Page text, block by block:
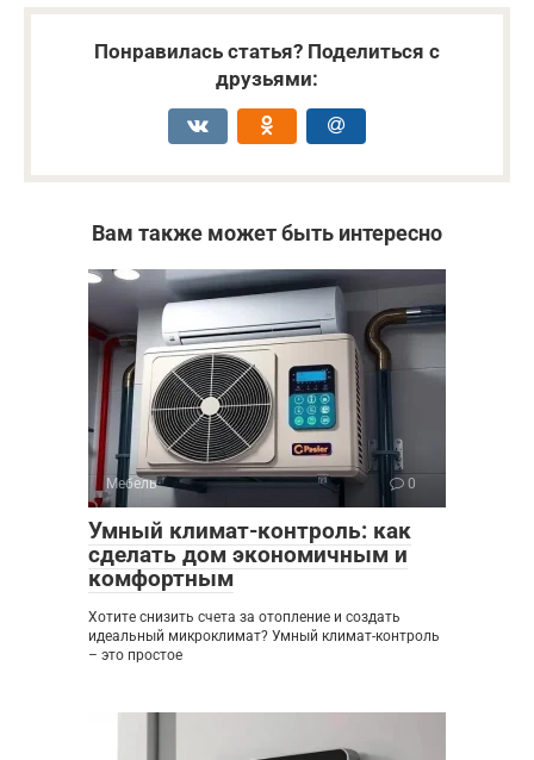
Понравилась статья? Поделиться с
друзьями:
Вам также может быть интересно
Мебель 0
Умный климат-контроль: как
сделать дом экономичным и
комфортным
Хотите снизить счета за отопление и создать
идеальный микроклимат? Умный климат-контроль
– это простое